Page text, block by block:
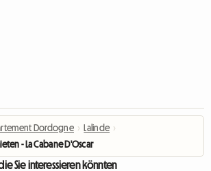
Dordogne › Lalinde ›
- La Cabane D'Oscar
Sie interessieren könnten